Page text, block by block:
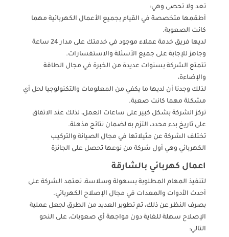
تعد ولا تحصى وهي:
أطقمها متخصصة في القيام بجميع الأعمال الكهربائية مهما
كانت الصعوبة.
لديها فريق خدمة عملاء موجود في خدمتك على مدار 24 ساعة
وجاهز للإجابة على جميع الأسئلة والاستفسارات.
تتمتع الشركة بسنوات عديدة من الخبرة في مجال الطاقة
والإضاءة،
لذلك وجدنا أن لديها ما يكفي من المعلومات والتكنولوجيا لحل أي
مشكلة مهما كانت صعبة.
تركز الشركة بشكل كبير على ساعات العمل، لذلك عند الاتفاق
على تاريخ بدء محدد، التزم به لضمان نتائج مذهلة.
تختلف الشركة عن مثيلاتها في مجال الصيانة والتركيب
الكهربائي وهي أول شركة من نوعها تحصل على الجائزة
اعمال كهربائي بالشارقة
لتنفيذ المهام المطلوبة بسهولة وسلاسة، تعتمد الشركة على
أحدث الأدوات والمعدات في مجال الإصلاح الكهربائي.
بصرف النظر عن ذلك، تم تطوير العديد من الطرق لجعل عملية
الإصلاح سهلة للغاية دون مواجهة أي صعوبات، على النحو
التالي: